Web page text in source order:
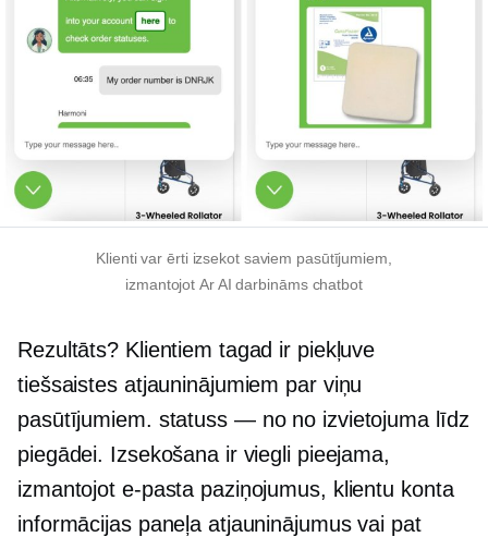
Klienti var ērti izsekot saviem pasūtījumiem,
izmantojotAr AI darbināmschatbot
Rezultāts? Klientiem tagad ir piekļuve
tiešsaistes atjauninājumiem par viņu
pasūtījumiem. statuss — nono izvietojuma līdz
piegādei. Izsekošana ir viegli pieejama,
izmantojot e-pasta paziņojumus, klientu konta
informācijas paneļa atjauninājumus vai pat